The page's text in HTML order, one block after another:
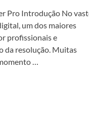
Pro Introdução No
um dos maiores
profissionais e
da resolução. Muitas
…